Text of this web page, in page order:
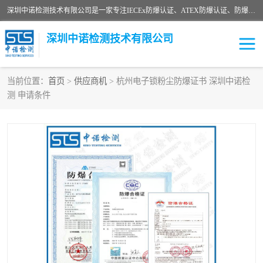
深圳中诺检测技术有限公司是一家专注IECEx防爆认证、ATEX防爆认证、防爆电气检测、防爆合格证、煤安认证等代理机构，可为客户提供从防爆设计、认证、现场检查、工程施工改造、培训等一站式服务。
深圳中诺检测技术有限公司
当前位置： 首页 > 供应商机 > 杭州电子锁粉尘防爆证书 深圳中诺检
测 申请条件
ATEX防爆认证
防爆3C认证 现场防爆检测
防爆工程 煤安矿安
IECEx防爆认证
防爆资质证书 各国防爆认证
防爆培训 SIL认证